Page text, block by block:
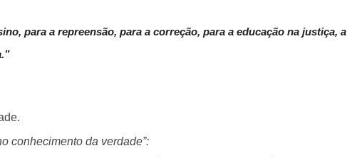
para a repreensão, para a correção, para a educação na justiça, a
conhecimento da verdade”: